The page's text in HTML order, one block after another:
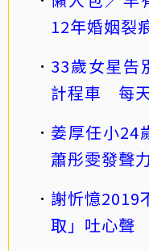
12年婚姻裂
33歲女星告
計程車 每
姜厚任小24
蕭彤雯發聲
謝忻憶2019
取」吐心聲